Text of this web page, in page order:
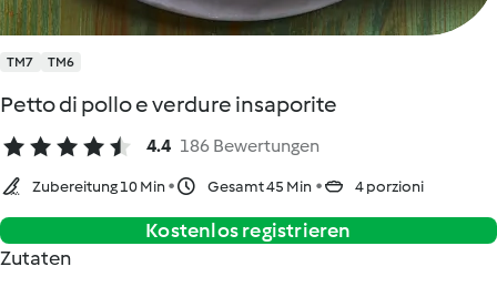
TM7 TM6
Petto di pollo e verdure insaporite
4.4 186 Bewertungen
Zubereitung 10 Min Gesamt 45 Min 4 porzioni
Kostenlos registrieren
Zutaten